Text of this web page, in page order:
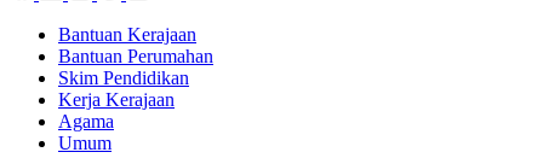
Bantuan Kerajaan
Bantuan Perumahan
Skim Pendidikan
Kerja Kerajaan
Agama
Umum